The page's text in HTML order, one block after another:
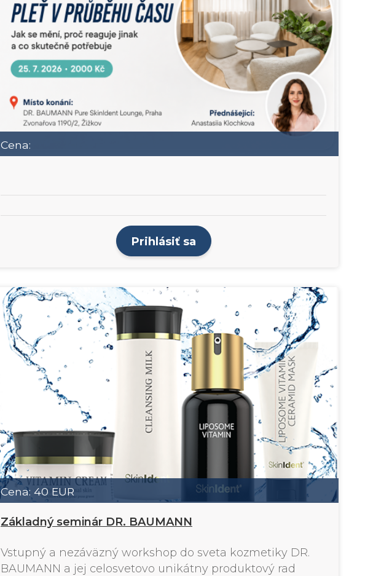
Cena:
Prihlásiť sa
Cena: 40 EUR
Základný seminár DR. BAUMANN
Vstupný a nezáväzný workshop do sveta kozmetiky DR.
BAUMANN a jej celosvetovo unikátny produktový rad